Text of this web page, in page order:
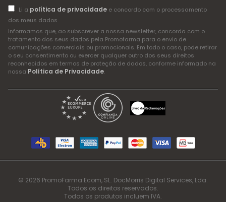
Li a política de privacidadee concordo com o processamento
dos meus dados
Informamos que, ao subscrever a nossa newsletter, concorda com o
tratamento dos seus dados pela Promofarma para o envio de
comunicações comerciais ou promocionais. Em todo o caso, pode retirar
o seu consentimento ou exercer qualquer outro dos seus direitos
reconhecidos em termos de proteção de dados, conforme informado na
nossa Política de Privacidade.
© 2026 PromoFarma Ecom, SL. DocMorris Digital Services, Lda.
Todos os direitos reservados.
Todos os produtos incluem IVA.